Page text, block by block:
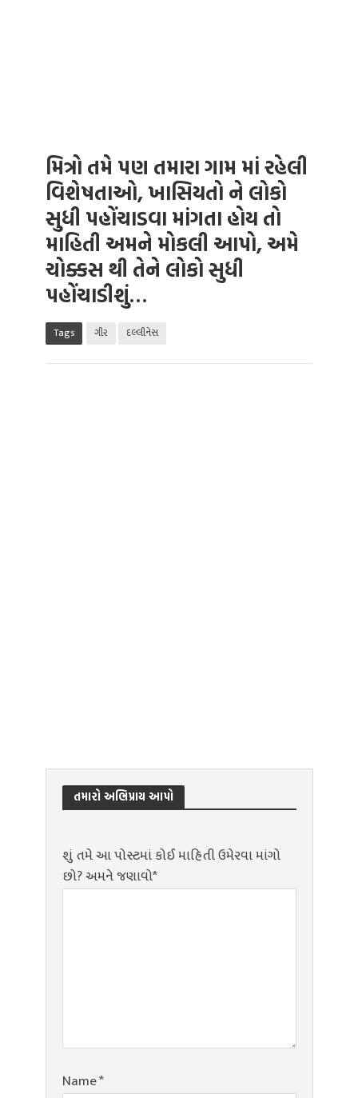
મિત્રો તમે પણ તમારા ગામ માં રહેલી
વિશેષતાઓ, ખાસિયતો ને લોકો
સુધી પહોંચાડવા માંગતા હોય તો
માહિતી અમને મોકલી આપો, અમે
ચોક્કસ થી તેને લોકો સુધી
પહોંચાડીશું…
Tags ગીર દલ્લીનેસ
તમારો અભિપ્રાય આપો
શું તમે આ પોસ્ટમાં કોઈ માહિતી ઉમેરવા માંગો
છો? અમને જણાવો*
Name*